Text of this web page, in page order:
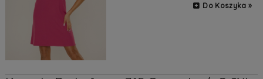
Do Koszyka »